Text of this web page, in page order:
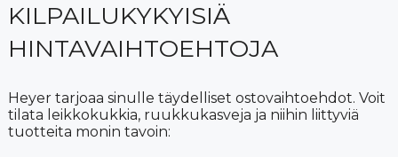
KILPAILUKYKYISIÄ
HINTAVAIHTOEHTOJA
Heyer tarjoaa sinulle täydelliset ostovaihtoehdot. Voit
tilata leikkokukkia, ruukkukasveja ja niihin liittyviä
tuotteita monin tavoin: